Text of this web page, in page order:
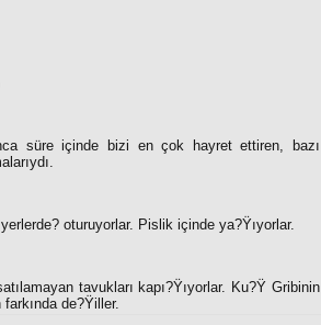
süre içinde bizi en çok hayret ettiren, bazı
? oturuyorlar. Pislik içinde ya?Ÿıyorlar.
tavukları kapı?Ÿıyorlar. Ku?Ÿ Gribinin
de?Ÿiller.